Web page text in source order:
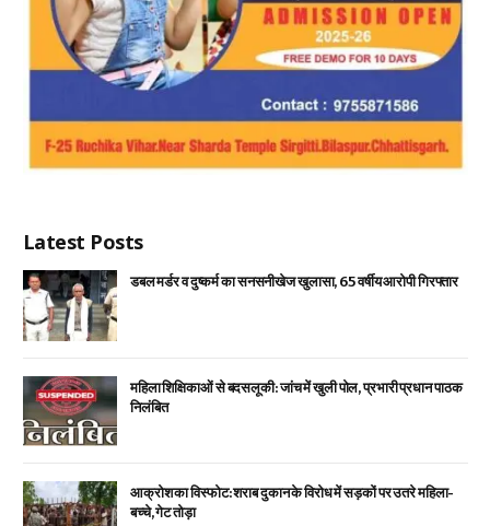
Latest Posts
डबल मर्डर व दुष्कर्म का सनसनीखेज खुलासा, 65 वर्षीय आरोपी गिरफ्तार
महिला शिक्षिकाओं से बदसलूकी: जांच में खुली पोल, प्रभारी प्रधान पाठक
निलंबित
आक्रोश का विस्फोट: शराब दुकान के विरोध में सड़कों पर उतरे महिला-
बच्चे, गेट तोड़ा